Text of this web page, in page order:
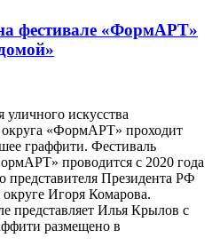
фестивале «ФормАРТ»
искусства
«ФормАРТ» проходит
граффити. Фестиваль
проводится с 2020 года
Президента РФ
Игоря Комарова.
представляет Илья Крылов с
размещено в